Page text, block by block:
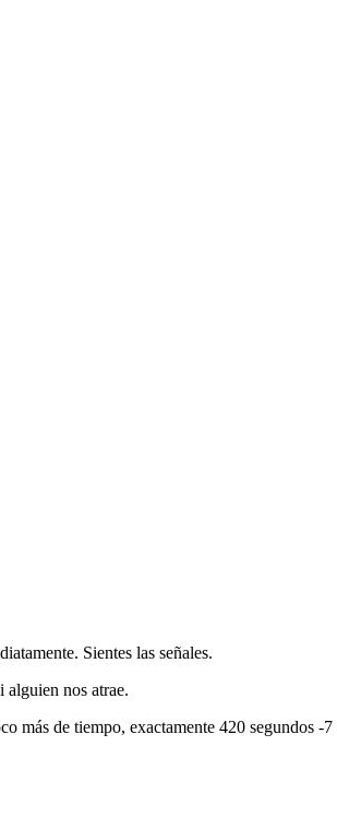
Sientes las señales.
alguien nos atrae.
más de tiempo, exactamente 420 segundos